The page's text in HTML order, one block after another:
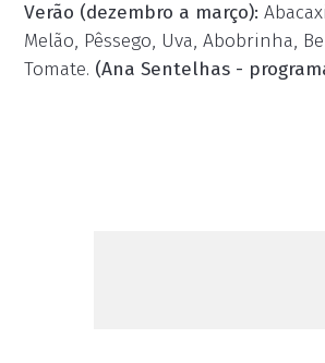
Verão (dezembro a março):
Melão, Pêssego, Uva, Abobrinha,
Tomate. (Ana Sentelhas -